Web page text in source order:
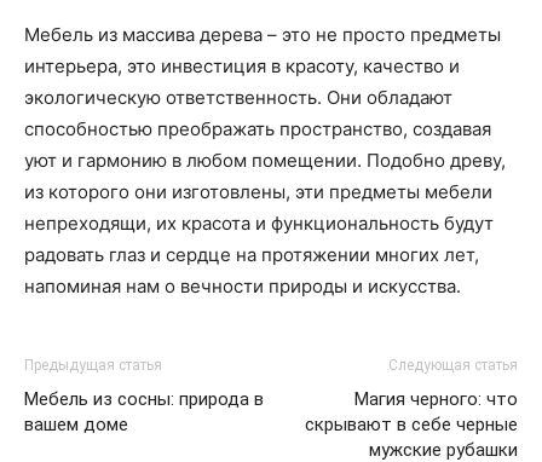
Мебель из массива дерева – это не просто предметы
интерьера, это инвестиция в красоту, качество и
экологическую ответственность. Они обладают
способностью преображать пространство, создавая
уют и гармонию в любом помещении. Подобно древу,
из которого они изготовлены, эти предметы мебели
непреходящи, их красота и функциональность будут
радовать глаз и сердце на протяжении многих лет,
напоминая нам о вечности природы и искусства.
Предыдущая статья
Мебель из сосны: природа в
вашем доме
Следующая статья
Магия черного: что
скрывают в себе черные
мужские рубашки